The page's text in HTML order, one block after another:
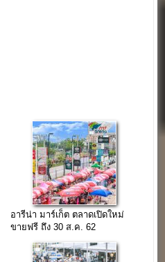
อารีน่า มาร์เก็ต ตลาดเปิดใหม่
ขายฟรี ถึง 30 ส.ค. 62